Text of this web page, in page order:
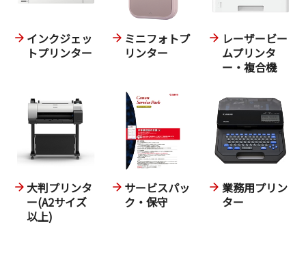
インクジェッ
トプリンター
ミニフォトプ
リンター
レーザービー
ムプリンタ
ー・複合機
大判プリンタ
ー(A2サイズ
以上)
サービスパッ
ク・保守
業務用プリン
ター